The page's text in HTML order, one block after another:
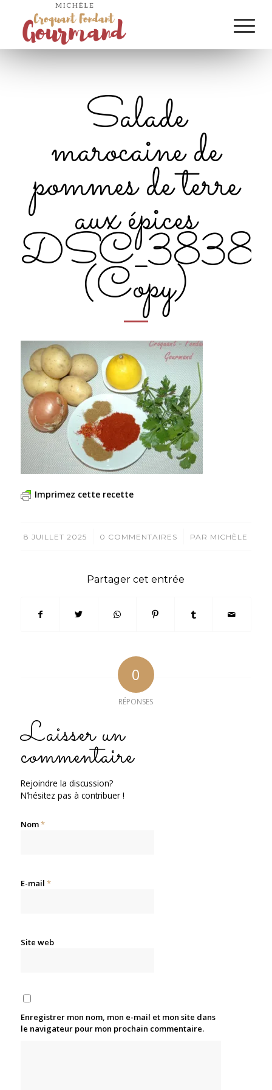
Salade
marocaine de
pommes de terre
aux épices
(Copy)
Imprimez cette recette
8 JUILLET 2025
/ 0 COMMENTAIRES
/ PAR MICHÈLE
Partager cet entrée
0
RÉPONSES
Laisser un
commentaire
Rejoindre la discussion?
N’hésitez pas à contribuer !
Nom*
E-mail *
Site web
Enregistrer mon nom, mon e-mail et mon site dans
le navigateur pour mon prochain commentaire.